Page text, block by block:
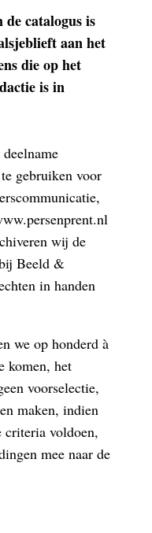
catalogus is
aan het
die op het
is in
gebruiken voor
wij de
Beeld &
in handen
we op honderd à
komen, het
voorselectie,
maken, indien
criteria voldoen,
mee naar de